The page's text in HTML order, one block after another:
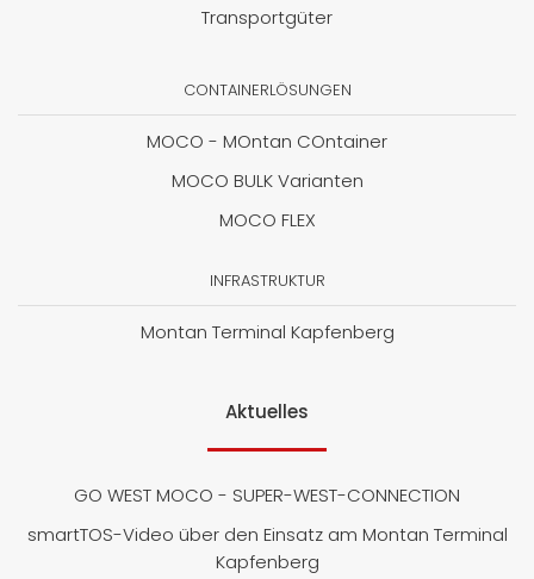
Transportgüter
CONTAINERLÖSUNGEN
MOCO - MOntan COntainer
MOCO BULK Varianten
MOCO FLEX
INFRASTRUKTUR
Montan Terminal Kapfenberg
Aktuelles
GO WEST MOCO - SUPER-WEST-CONNECTION
smartTOS-Video über den Einsatz am Montan Terminal
Kapfenberg